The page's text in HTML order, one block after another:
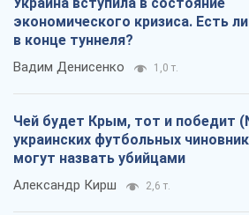
экономического кризиса. Есть
в конце туннеля?
Вадим Денисенко 1,0 т.
Чей будет Крым, тот и победит
украинских футбольных
могут назвать убийцами
Александр Кирш 2,6 т.